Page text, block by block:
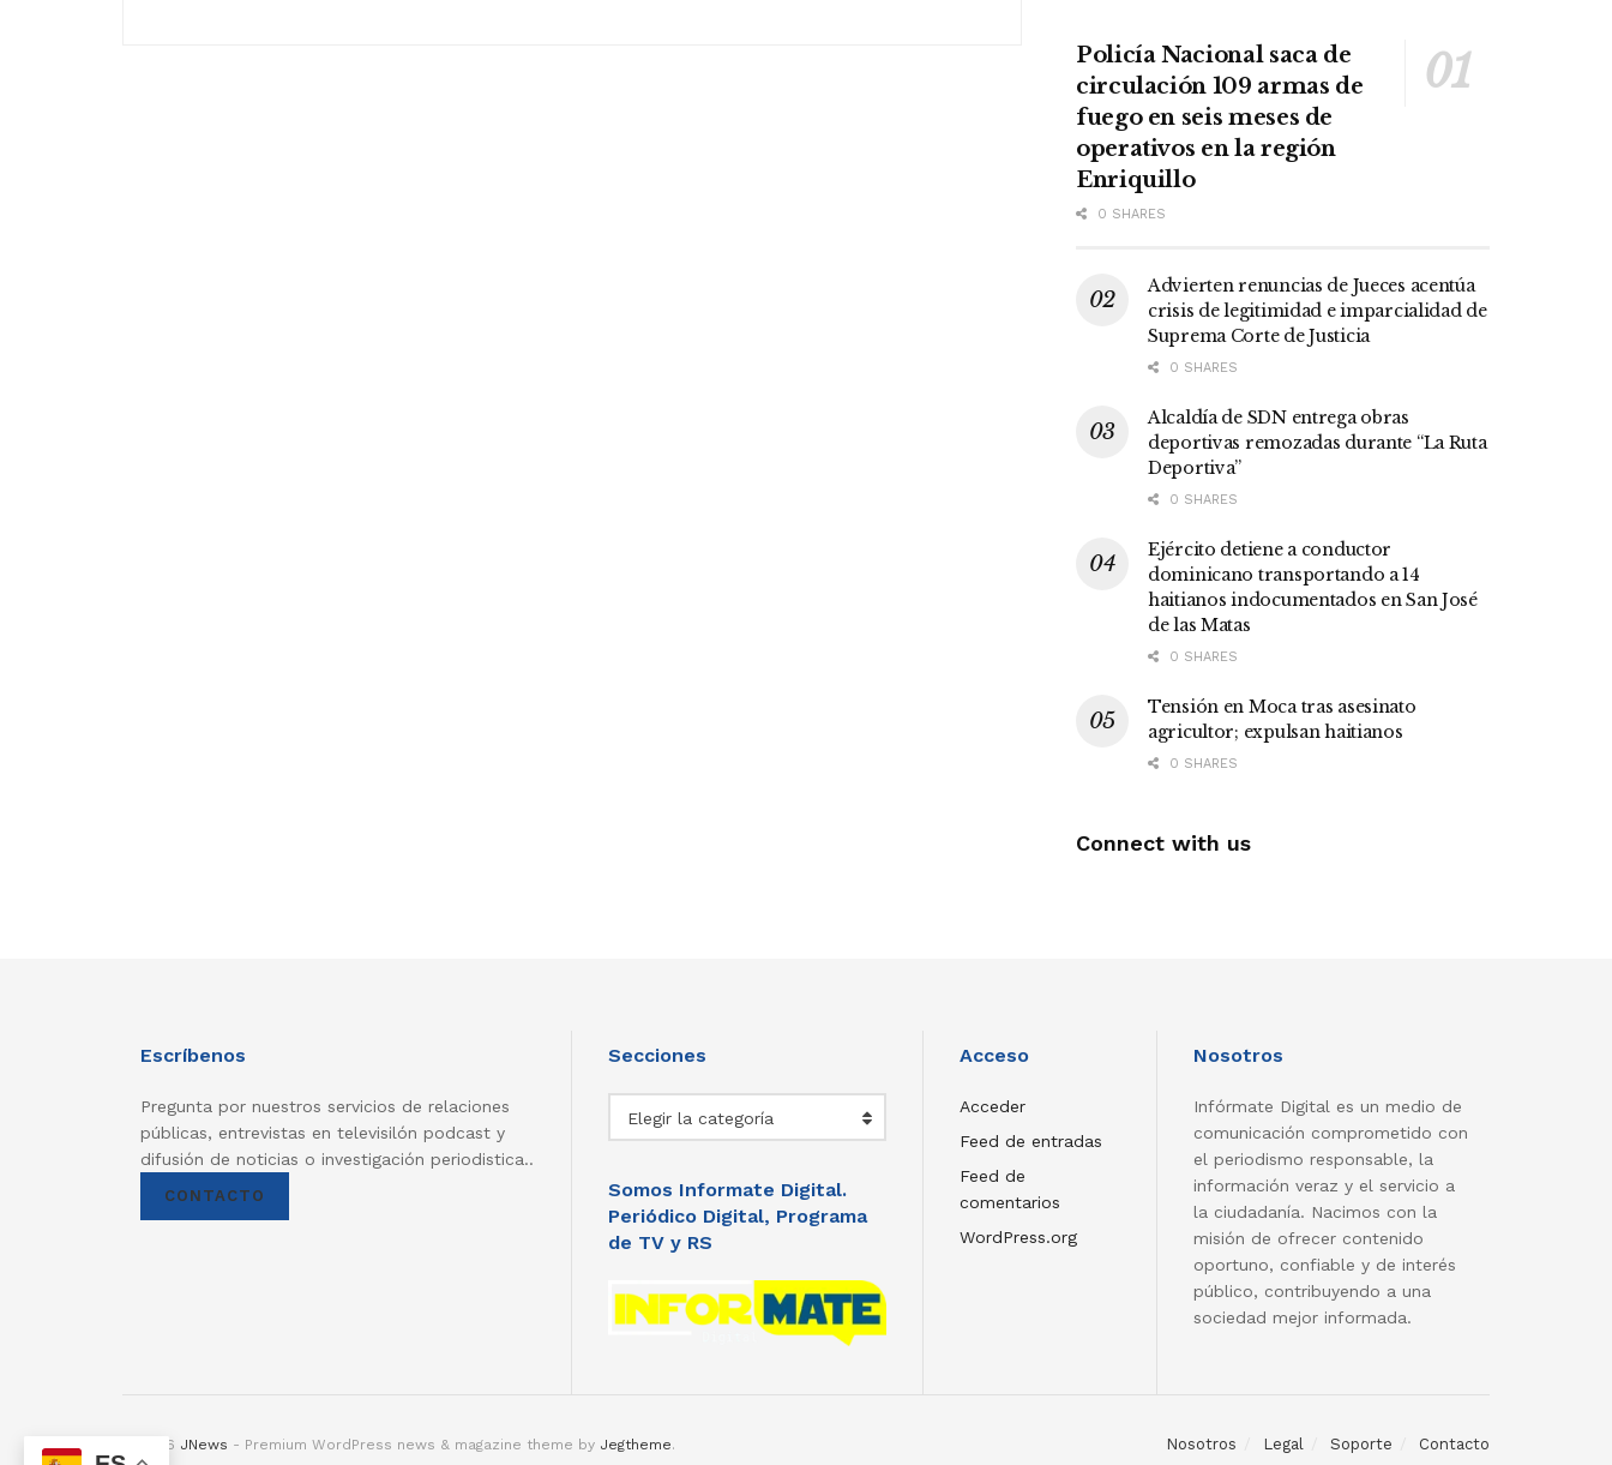
Policía Nacional saca de
circulación 109 armas de
fuego en seis meses de
operativos en la región
Enriquillo
0 SHARES
Advierten renuncias de Jueces acentúa
crisis de legitimidad e imparcialidad de
Suprema Corte de Justicia
0 SHARES
Alcaldía de SDN entrega obras
deportivas remozadas durante “La Ruta
Deportiva”
0 SHARES
Ejército detiene a conductor
dominicano transportando a 14
haitianos indocumentados en San José
de las Matas
0 SHARES
Tensión en Moca tras asesinato
agricultor; expulsan haitianos
0 SHARES
Connect with us
Escríbenos
Pregunta por nuestros servicios de relaciones
públicas, entrevistas en televisilón podcast y
difusión de noticias o investigación periodistica..
CONTACTO
Secciones
Elegir la categoría
Somos Informate Digital.
Periódico Digital, Programa
de TV y RS
Acceso
Acceder
Feed de entradas
Feed de
comentarios
WordPress.org
Nosotros
Infórmate Digital es un medio de
comunicación comprometido con
el periodismo responsable, la
información veraz y el servicio a
la ciudadanía. Nacimos con la
misión de ofrecer contenido
oportuno, confiable y de interés
público, contribuyendo a una
sociedad mejor informada.
Nosotros Legal Soporte Contacto
© 2026 JNews - Premium WordPress news & magazine theme by Jegtheme.